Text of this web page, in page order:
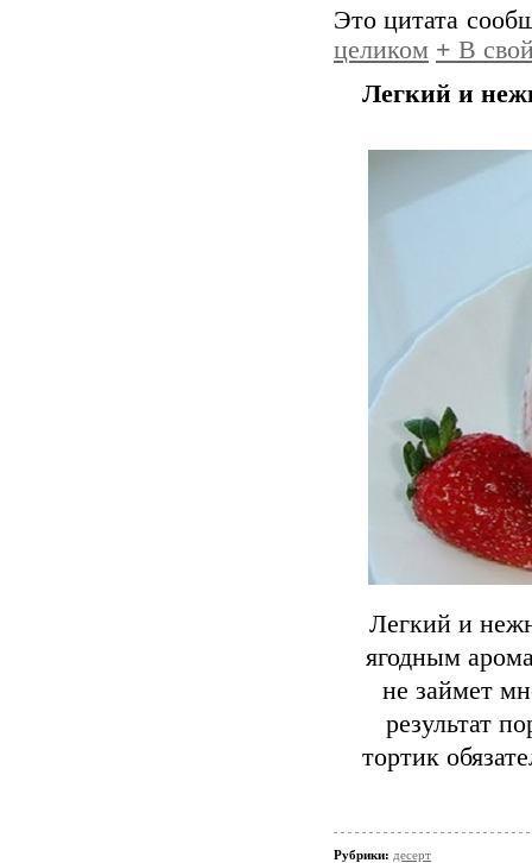
Это цитата
целиком + В
Легкий и
Легкий и
ягодным
не займет
результат
тортик
Рубрики: десерт